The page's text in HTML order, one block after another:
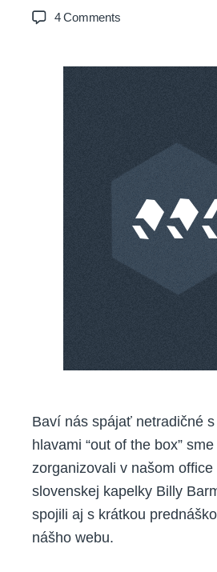
author
4 Commentson
hrali
Baví nás spájať netradičné
hlavami “out of the box”
zorganizovali v našom office
slovenskej kapelky Billy
spojili aj s krátkou
nášho webu.